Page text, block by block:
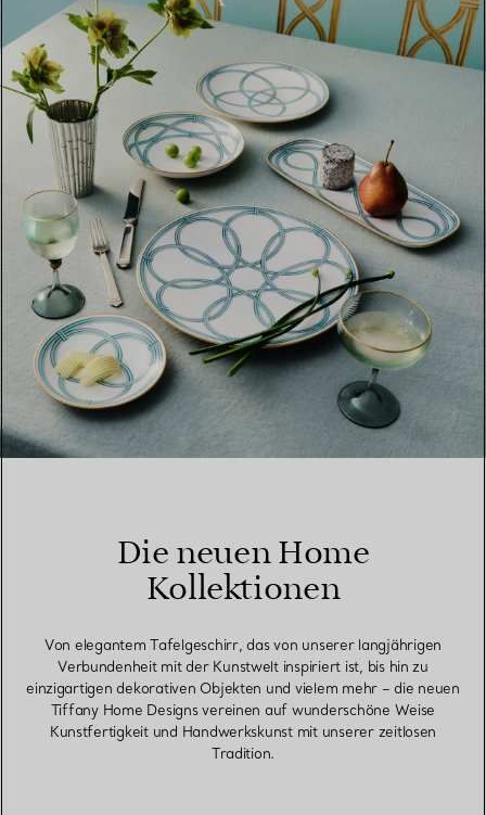
Die neuen Home
Kollektionen
Von elegantem Tafelgeschirr, das von unserer langjährigen
Verbundenheit mit der Kunstwelt inspiriert ist, bis hin zu
einzigartigen dekorativen Objekten und vielem mehr – die neuen
Tiffany Home Designs vereinen auf wunderschöne Weise
Kunstfertigkeit und Handwerkskunst mit unserer zeitlosen
Tradition.